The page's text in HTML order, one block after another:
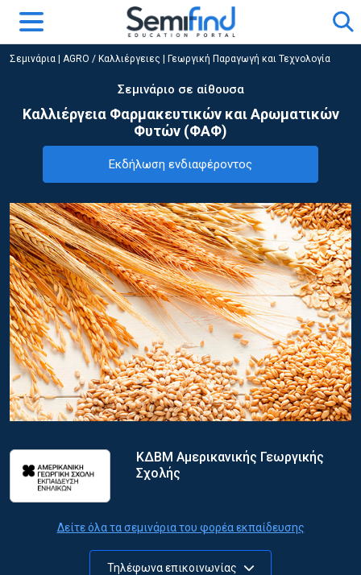
Σεμινάρια AGRO / Καλλιέργειες Γεωργική Παραγωγή και Τεχνολογία
Σεμινάριο σε αίθουσα
Καλλιέργεια Φαρμακευτικών και Αρωματικών
Φυτών (ΦΑΦ)
Εκδήλωση ενδιαφέροντος
ΚΔΒΜ Αμερικανικής Γεωργικής
Σχολής
Δείτε όλα τα σεμινάρια του φορέα εκπαίδευσης
Τηλέφωνα επικοινωνίας